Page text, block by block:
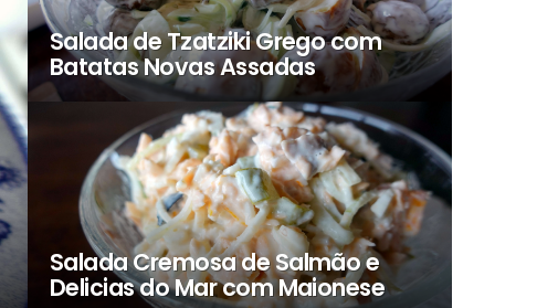
Salada de Tzatziki Grego com
Batatas Novas Assadas
Salada Cremosa de Salmão e
Delicias do Mar com Maionese